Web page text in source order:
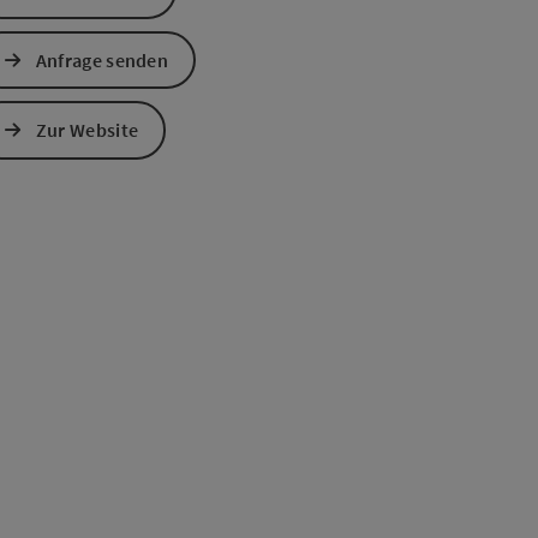
öffnenöffnen
Anfrage senden
Zur Website